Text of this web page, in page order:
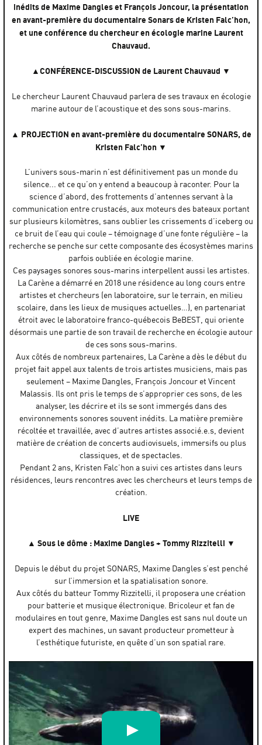
inédits de Maxime Dangles et François Joncour, la présentation
en avant-première du documentaire Sonars de Kristen Falc’hon,
et une conférence du chercheur en écologie marine Laurent
Chauvaud.
▲CONFÉRENCE-DISCUSSION de Laurent Chauvaud ▼
Le chercheur Laurent Chauvaud parlera de ses travaux en écologie
marine autour de l’acoustique et des sons sous-marins.
▲ PROJECTION en avant-première du documentaire SONARS, de
Kristen Falc’hon ▼
L’univers sous-marin n’est définitivement pas un monde du
silence... et ce qu’on y entend a beaucoup à raconter. Pour la
science d’abord, des frottements d’antennes servant à la
communication entre crustacés, aux moteurs des bateaux portant
sur plusieurs kilomètres, sans oublier les crissements d’iceberg ou
ce bruit de l’eau qui coule – témoignage d’une fonte régulière – la
recherche se penche sur cette composante des écosystèmes marins
parfois oubliée en écologie marine.
Ces paysages sonores sous-marins interpellent aussi les artistes.
La Carène a démarré en 2018 une résidence au long cours entre
artistes et chercheurs (en laboratoire, sur le terrain, en milieu
scolaire, dans les lieux de musiques actuelles…), en partenariat
étroit avec le laboratoire franco-québecois BeBEST, qui oriente
désormais une partie de son travail de recherche en écologie autour
de ces sons sous-marins.
Aux côtés de nombreux partenaires, La Carène a dès le début du
projet fait appel aux talents de trois artistes musiciens, mais pas
seulement – Maxime Dangles, François Joncour et Vincent
Malassis. Ils ont pris le temps de s’approprier ces sons, de les
analyser, les décrire et ils se sont immergés dans des
environnements sonores souvent inédits. La matière première
récoltée et travaillée, avec d’autres artistes associé.e.s, devient
matière de création de concerts audiovisuels, immersifs ou plus
classiques, et de spectacles.
Pendant 2 ans, Kristen Falc’hon a suivi ces artistes dans leurs
résidences, leurs rencontres avec les chercheurs et leurs temps de
création.
LIVE
▲ Sous le dôme : Maxime Dangles + Tommy Rizzitelli ▼
Depuis le début du projet SONARS, Maxime Dangles s’est penché
sur l’immersion et la spatialisation sonore.
Aux côtés du batteur Tommy Rizzitelli, il proposera une création
pour batterie et musique électronique. Bricoleur et fan de
modulaires en tout genre, Maxime Dangles est sans nul doute un
expert des machines, un savant producteur prometteur à
l’esthétique futuriste, en quête d’un son spatial rare.